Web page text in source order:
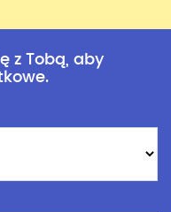
z Tobą, aby